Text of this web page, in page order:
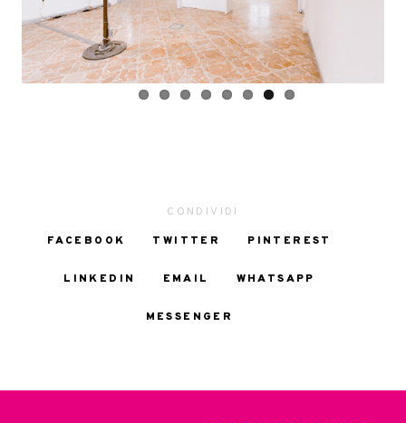
ous
CONDIVIDI
FACEBOOK
TWITTER PINTEREST
LINKEDIN EMAIL WHATSAPP
MESSENGER